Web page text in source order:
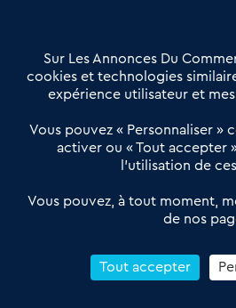
Offres Pro
Actualités
Qui sommes nous ?
Derniers articles
Réseau 3C : un partenaire national
Petitscommerces : Un partenariat au
proximité et des territoires
Reprendre un Restaurant Rapide
Sur Les Annonces Du
cookies et technologies
expérience utilisateur et
Vous pouvez « Personnaliser »
activer ou « Tout accepter
l’utilisation de
Vous pouvez, à tout moment,
de nos
Tout accepter